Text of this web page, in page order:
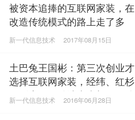
被资本追捧的互联网家装，在
改造传统模式的路上走了多
远？
新一代信息技术 2017年08月15日
土巴兔王国彬：第三次创业才
选择互联网家装，经纬、红杉
跟到底，姚劲波本来想灭了他
新一代信息技术 2016年06月28日